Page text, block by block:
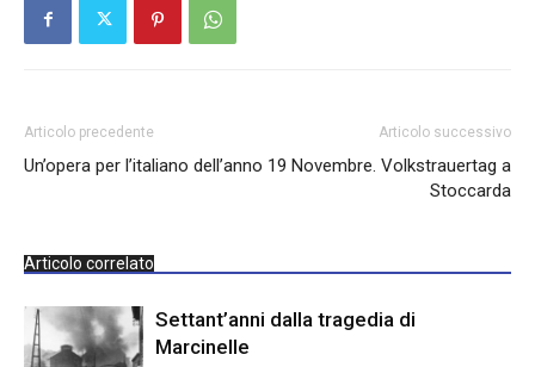
Articolo precedente
Un’opera per l’italiano dell’anno
Articolo successivo
19 Novembre. Volkstrauertag a
Stoccarda
Articolo correlato
Settant’anni dalla tragedia di
Marcinelle